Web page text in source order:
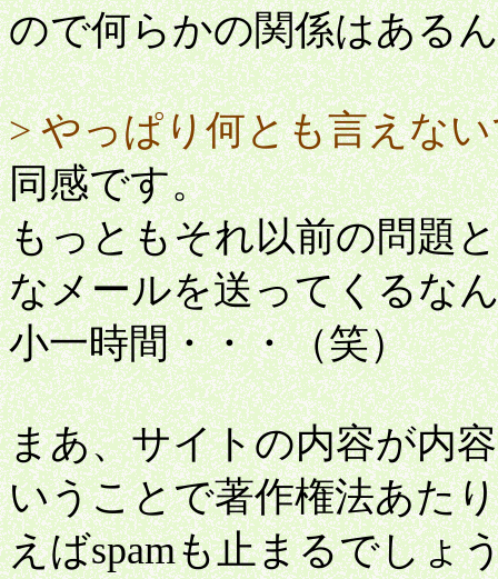
ので何らかの関係はある
> やっぱり何とも言えな
同感です。
もっともそれ以前の問題
なメールを送ってくるな
小一時間・・・（笑）
まあ、サイトの内容が内
いうことで著作権法あた
えばspamも止まるでしょ